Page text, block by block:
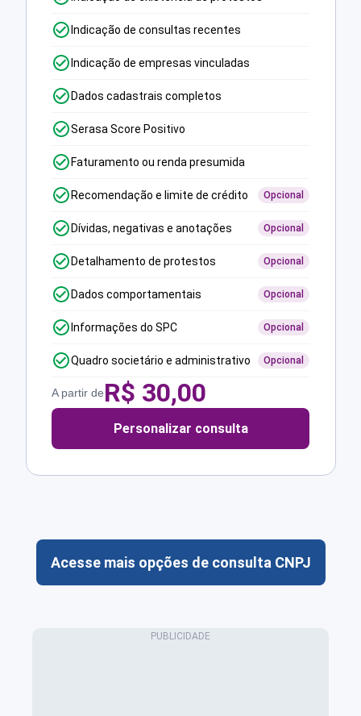
Indicação de consultas recentes
Indicação de empresas vinculadas
Dados cadastrais completos
Serasa Score Positivo
Faturamento ou renda presumida
Recomendação e limite de crédito Opcional
Dívidas, negativas e anotações Opcional
Detalhamento de protestos Opcional
Dados comportamentais Opcional
Informações do SPC Opcional
Quadro societário e administrativo Opcional
A partir deR$ 30,00
Personalizar consulta
Acesse mais opções de consulta CNPJ